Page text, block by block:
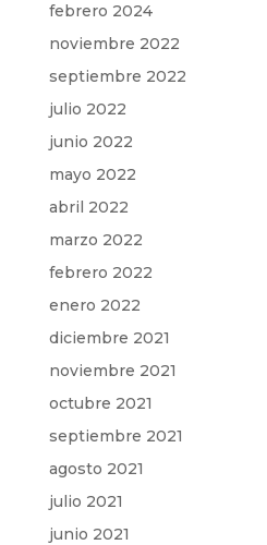
febrero 2024
noviembre 2022
septiembre 2022
julio 2022
junio 2022
mayo 2022
abril 2022
marzo 2022
febrero 2022
enero 2022
diciembre 2021
noviembre 2021
octubre 2021
septiembre 2021
agosto 2021
julio 2021
junio 2021